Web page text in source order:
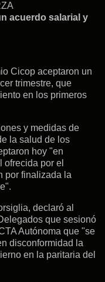
acuerdo salarial y
Cicop aceptaron un
trimestre, que
en los primeros
y medidas de
la salud de los
hoy "en
por el
por finalizada la
declaró al
que sesionó
Autónoma que "se
disconformidad la
en la paritaria del